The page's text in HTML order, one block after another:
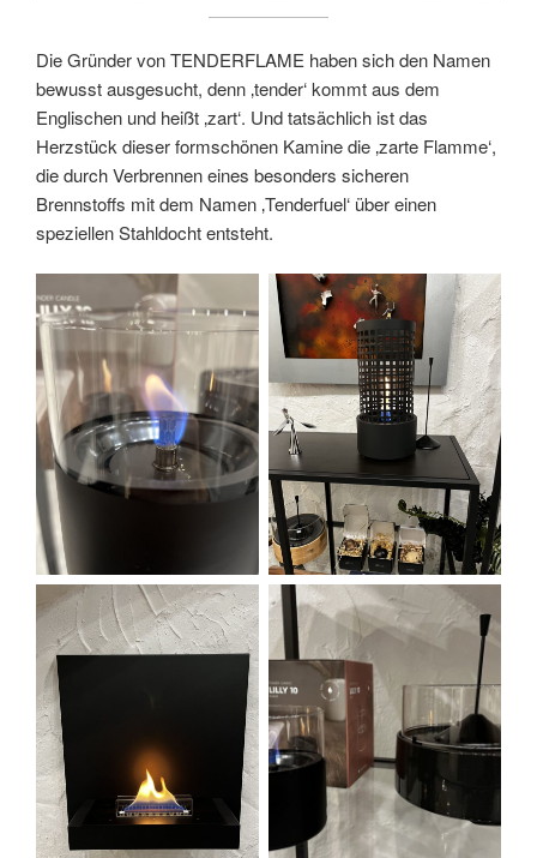
Die Gründer von TENDERFLAME haben sich den Namen
bewusst ausgesucht, denn ‚tender‘ kommt aus dem
Englischen und heißt ‚zart‘. Und tatsächlich ist das
Herzstück dieser formschönen Kamine die ‚zarte Flamme‘,
die durch Verbrennen eines besonders sicheren
Brennstoffs mit dem Namen ‚Tenderfuel‘ über einen
speziellen Stahldocht entsteht.